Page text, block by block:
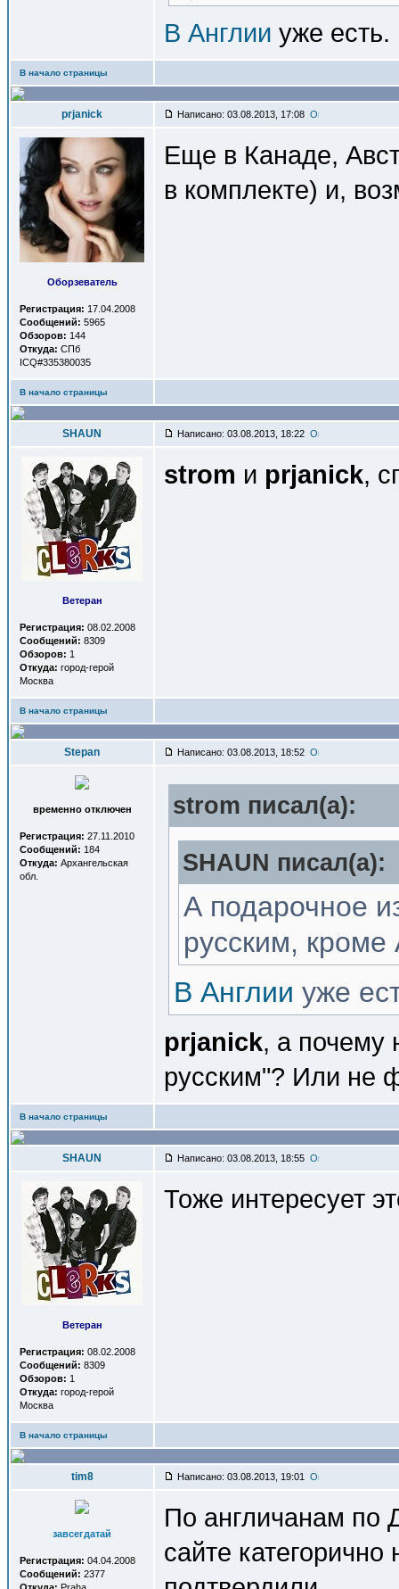
В Англии уже есть.
В начало страницы
prjanick Написано: 03.08.2013, 17:08
Оборзеватель
Регистрация: 17.04.2008
Сообщений: 5965
Обзоров: 144
Откуда: СПб
ICQ#335380035
Еще в Канаде,
в комплекте) и,
В начало страницы
SHAUN Написано: 03.08.2013, 18:22
Ветеран
Регистрация: 08.02.2008
Сообщений: 8309
Обзоров: 1
Откуда: город-герой
Москва
strom и prjanick,
В начало страницы
Stepan Написано: 03.08.2013, 18:52
временно отключен
Регистрация: 27.11.2010
Сообщений: 184
Откуда: Архангельская
обл.
strom писал(a):
SHAUN писал(a):
А подарочное
русским, кроме
В Англии уже
prjanick, а почему
русским"? Или не
В начало страницы
SHAUN Написано: 03.08.2013, 18:55
Ветеран
Регистрация: 08.02.2008
Сообщений: 8309
Обзоров: 1
Откуда: город-герой
Москва
Тоже интересует
В начало страницы
tim8 Написано: 03.08.2013, 19:01
завсегдатай
Регистрация: 04.04.2008
Сообщений: 2377
По англичанам по
сайте категорично